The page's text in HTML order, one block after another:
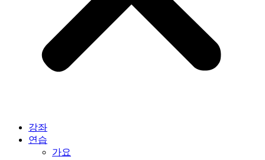
강좌
연습
가요